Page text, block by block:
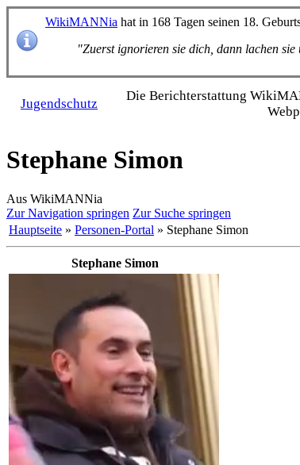
WikiMANNia hat in 168 Tagen seinen 18.
"Zuerst ignorieren sie dich, dann lachen
Jugendschutz
Die Bericht­erstattung
Stephane Simon
Aus WikiMANNia
Zur Navigation springen Zur Suche springen
Hauptseite » Personen-Portal » Stephane Simon
Stephane Simon